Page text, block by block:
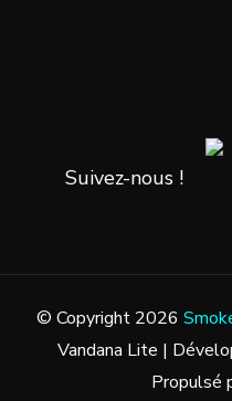
Suivez-nous !
© Copyright 2026
Vandana Lite |
Propulsé